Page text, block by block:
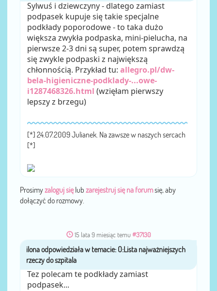
Sylwuś i dziewczyny - dlatego zamiast
podpasek kupuje się takie specjalne
podkłady poporodowe - to taka dużo
większa zwykła podpaska, mini-pielucha, na
pierwsze 2-3 dni są super, potem sprawdzą
się zwykle podpaski z największą
chłonnością. Przykład tu: allegro.pl/dw-
bela-higieniczne-podklady-...owe-
i1287468326.html (wzięłam pierwszy
lepszy z brzegu)
[*] 24.07.2009 Julianek. Na zawsze w naszych sercach
[*]
Prosimyzaloguj sięlub zarejestruj się na forumsię, aby
dołączyć do rozmowy.
15 lata 9 miesiąc temu #37130
Tez polecam te podkłady zamiast
podpasek...